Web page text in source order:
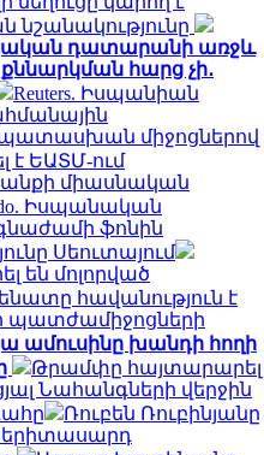
նշանակությունը
դատարանի առջև
հարց չի․
Reuters. Իսպանիան
միջոցներով
է ԵԱՏՄ-ում
միասնական
Իսպանական
ֆոնին
Սեուտայում
են մոլորված
հավանություն է
պատժամիջոցների
ամուսինը խանդի հողի
Թրամփը հայտարարել
Նահանգների վերջին
Ռուբեն Ռուբինյանը